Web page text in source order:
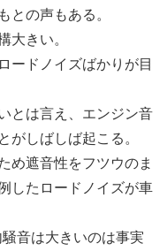
との声もある。
大きい。
ードノイズばかりが目
とは言え、エンジン音
がしばしば起こる。
め遮音性をフツウのま
したロードノイズが車
音は大きいのは事実